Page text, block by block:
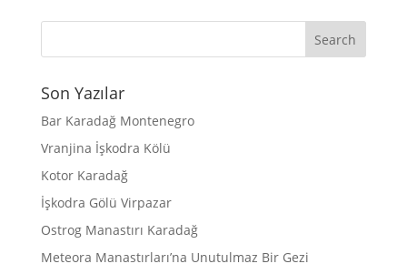
Son Yazılar
Bar Karadağ Montenegro
Vranjina İşkodra Kölü
Kotor Karadağ
İşkodra Gölü Virpazar
Ostrog Manastırı Karadağ
Meteora Manastırları’na Unutulmaz Bir Gezi